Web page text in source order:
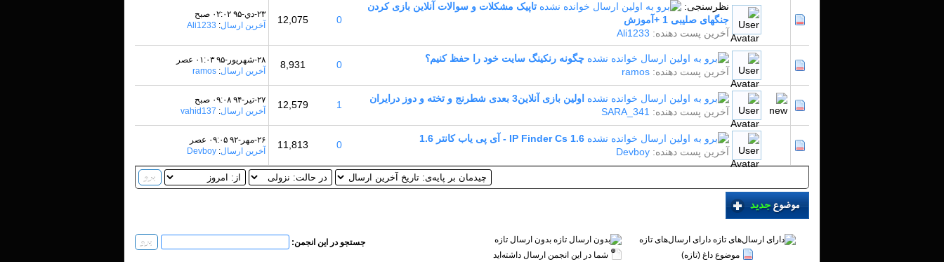
نظرسنجی:
تاپیک مشکلات و سوالات آنلاین بازی کردن
جنگهای صلیبی 1 +آموزش
آخرین پست دهنده: Ali1233
0
12,075
۲۳-دي-۹۵ ۰۲:۰۲ صبح
آخرین ارسال:
Ali1233
چگونه رنکینگ سایت خود را حفظ کنیم؟
آخرین پست دهنده: ramos
0
8,931
۲۸-شهريور-۹۵ ۰۱:۰۳ عصر
آخرین ارسال:
ramos
اولین بازی آنلاین3 بعدی شطرنج و تخته و دوز درایران
آخرین پست دهنده: SARA_341
1
12,579
۲۷-تير-۹۴ ۰۹:۰۸ صبح
آخرین ارسال:
vahid137
IP Finder Cs 1.6 - آی پی یاب کانتر 1.6
آخرین پست دهنده: Devboy
0
11,813
۲۶-مهر-۹۲ ۰۹:۰۵ عصر
آخرین ارسال:
Devboy
دارای ارسال‌های تازه‌
موضوع داغ (تازه‌)
بدون ارسال تازه‌
شما در این انجمن ارسال داشته‌اید
جستجو در این انجمن: